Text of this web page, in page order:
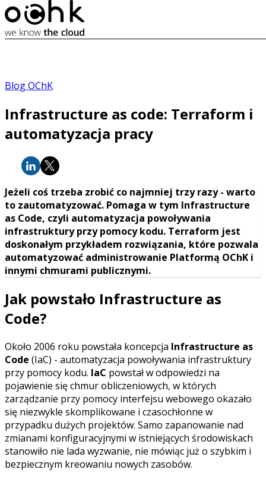
Blog OChK
Infrastructure as code: Terraform i
automatyzacja pracy
Jeżeli coś trzeba zrobić co najmniej trzy razy - warto
to zautomatyzować. Pomaga w tym Infrastructure
as Code, czyli automatyzacja powoływania
infrastruktury przy pomocy kodu. Terraform jest
doskonałym przykładem rozwiązania, które pozwala
automatyzować administrowanie Platformą OChK i
innymi chmurami publicznymi.
Jak powstało Infrastructure as
Code?
Około 2006 roku powstała koncepcja Infrastructure as
Code (IaC) - automatyzacja powoływania infrastruktury
przy pomocy kodu. IaC powstał w odpowiedzi na
pojawienie się chmur obliczeniowych, w których
zarządzanie przy pomocy interfejsu webowego okazało
się niezwykle skomplikowane i czasochłonne w
przypadku dużych projektów. Samo zapanowanie nad
zmianami konfiguracyjnymi w istniejących środowiskach
stanowiło nie lada wyzwanie, nie mówiąc już o szybkim i
bezpiecznym kreowaniu nowych zasobów.